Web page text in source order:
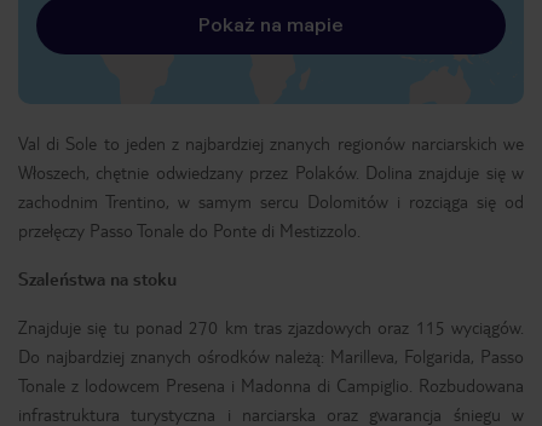
Pokaż na mapie
Val di Sole to jeden z najbardziej znanych regionów narciarskich we
Włoszech, chętnie odwiedzany przez Polaków. Dolina znajduje się w
zachodnim Trentino, w samym sercu Dolomitów i rozciąga się od
przełęczy Passo Tonale do Ponte di Mestizzolo.
Szaleństwa na stoku
Znajduje się tu ponad 270 km tras zjazdowych oraz 115 wyciągów.
Do najbardziej znanych ośrodków należą: Marilleva, Folgarida, Passo
Tonale z lodowcem Presena i Madonna di Campiglio. Rozbudowana
infrastruktura turystyczna i narciarska oraz gwarancja śniegu w